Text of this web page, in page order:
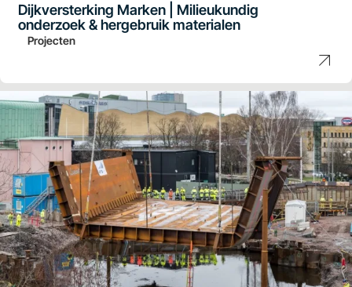
Dijkversterking Marken | Milieukundig
onderzoek & hergebruik materialen
Projecten